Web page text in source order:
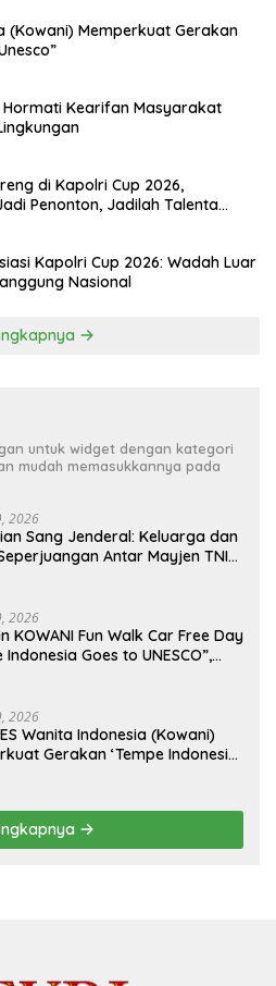
(Kowani) Memperkuat Gerakan
Kearifan Masyarakat
di Kapolri Cup 2026,
Penonton, Jadilah Talenta
Kapolri Cup 2026: Wadah Luar
Nasional
untuk widget dengan kategori
mudah memasukkannya pada
2026
Sang Jenderal: Keluarga dan
Antar Mayjen TNI
2026
KOWANI Fun Walk Car Free Day
Indonesia Goes to UNESCO”,
2026
Wanita Indonesia (Kowani)
Gerakan ‘Tempe Indonesia